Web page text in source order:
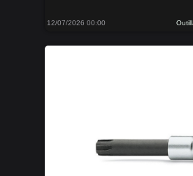
12/07/2026 00:00